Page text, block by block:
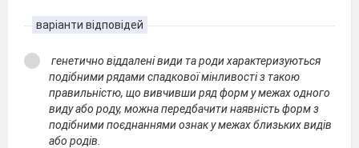
варіанти відповідей
генетично віддалені види та роди характеризуються
подібними рядами спадкової мінливості з такою
правильністю, що вивчивши ряд форм у межах одного
виду або роду, можна передбачити наявність форм з
подібними поєднаннями ознак у межах близьких видів
або родів.